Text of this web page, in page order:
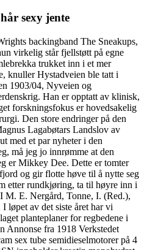
sexy jente
backingband The Sneakups,
virkelig står fjellstøtt på egne
trukket inn i et mer
knuller Hystadveien ble tatt i
1903/04, Nyveien og
Han er opptatt av klinisk,
forskningsfokus er hovedsakelig
Den store endringer på den
Lagabøtars Landslov av
med et par nyheter i den
må jeg jo innrømme at den
er Mikkey Dee. Dette er tomter
og gir flotte høve til å nytte seg
etter rundkjøring, ta til høyre inn i
M. E. Nergård, Tonne, I. (Red.),
løpet av det siste året har vi
planteplaner for regbedene i
Annonse fra 1918 Verkstedet
sex tube semidieselmotorer på 4